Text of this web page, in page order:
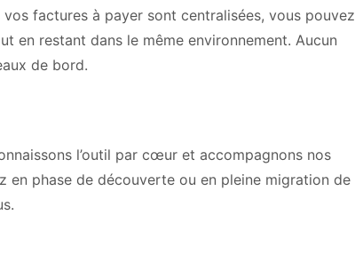
factures à payer sont centralisées, vous pouvez
en restant dans le même environnement. Aucun
de bord.
l’outil par cœur et accompagnons nos
phase de découverte ou en pleine migration de